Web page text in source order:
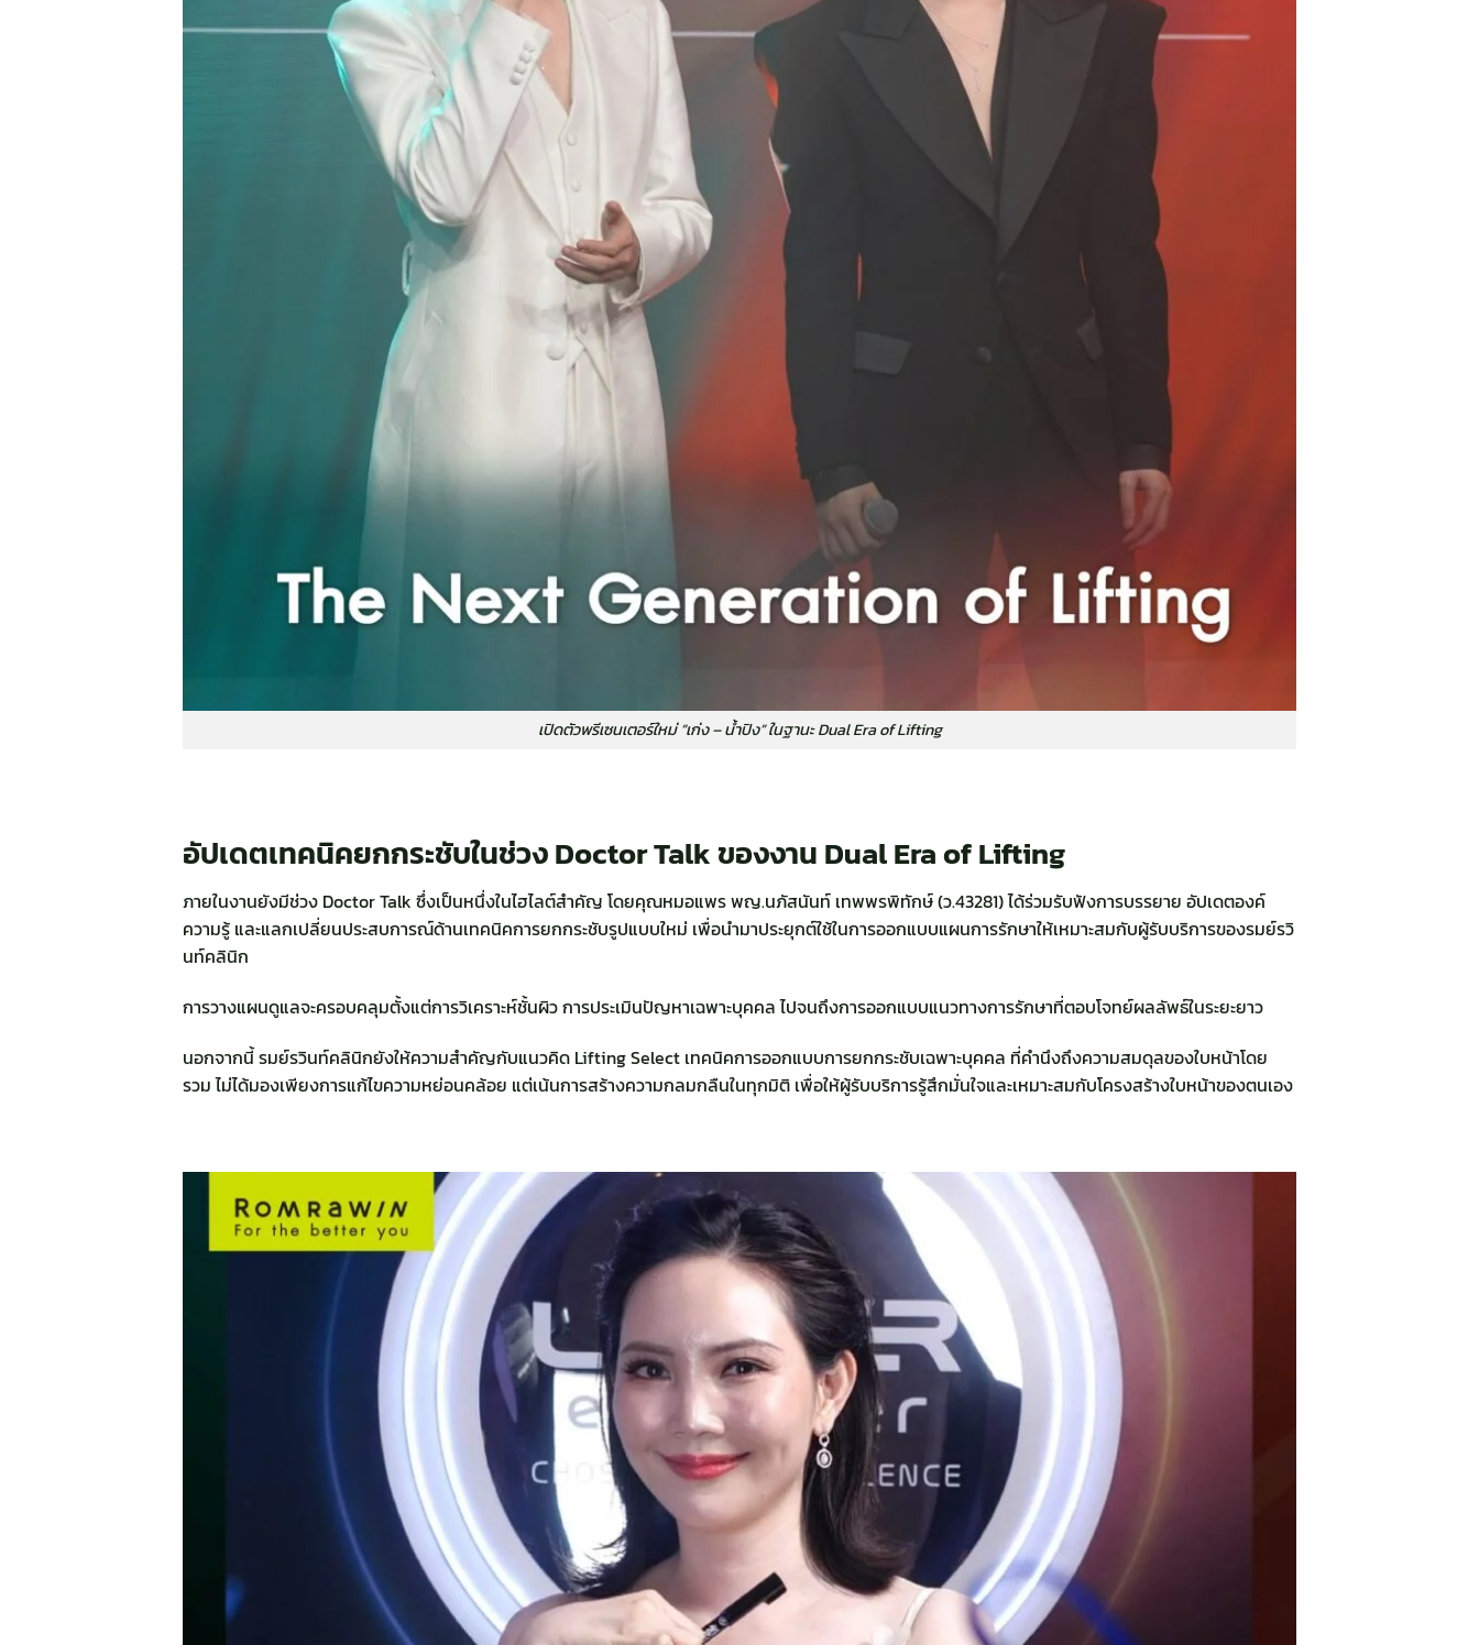
เปิดตัวพรีเซนเตอร์ใหม่ “เก่ง – น้ำปิง” ในฐานะ Dual Era of Lifting
อัปเดตเทคนิคยกกระชับในช่วง Doctor Talk ของงาน Dual Era of Lifting
ภายในงานยังมีช่วง Doctor Talk ซึ่งเป็นหนึ่งในไฮไลต์สำคัญ โดยคุณหมอแพร พญ.นภัสนันท์ เทพพรพิทักษ์ (ว.43281) ได้ร่วมรับฟังการบรรยาย อัปเดตองค์
ความรู้ และแลกเปลี่ยนประสบการณ์ด้านเทคนิคการยกกระชับรูปแบบใหม่ เพื่อนำมาประยุกต์ใช้ในการออกแบบแผนการรักษาให้เหมาะสมกับผู้รับบริการของรมย์รวิ
นท์คลินิก
การวางแผนดูแลจะครอบคลุมตั้งแต่การวิเคราะห์ชั้นผิว การประเมินปัญหาเฉพาะบุคคล ไปจนถึงการออกแบบแนวทางการรักษาที่ตอบโจทย์ผลลัพธ์ในระยะยาว
นอกจากนี้ รมย์รวินท์คลินิกยังให้ความสำคัญกับแนวคิด Lifting Select เทคนิคการออกแบบการยกกระชับเฉพาะบุคคล ที่คำนึงถึงความสมดุลของใบหน้าโดย
รวม ไม่ได้มองเพียงการแก้ไขความหย่อนคล้อย แต่เน้นการสร้างความกลมกลืนในทุกมิติ เพื่อให้ผู้รับบริการรู้สึกมั่นใจและเหมาะสมกับโครงสร้างใบหน้าของตนเอง